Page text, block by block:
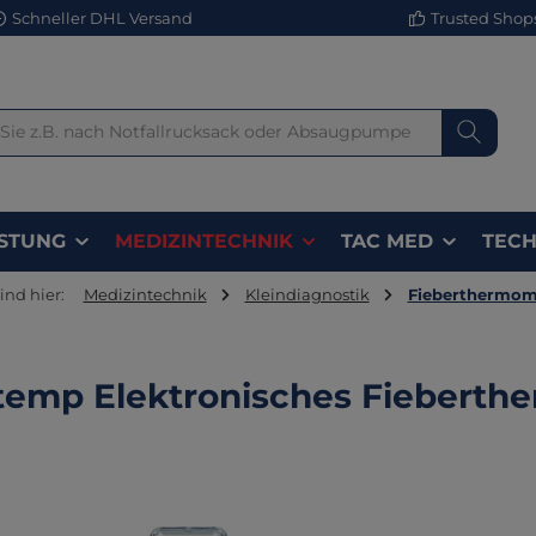
Schneller DHL Versand Trusted
MEDIZINTECHNIK TAC MED
hier: Medizintechnik Kleindiagnostik
Elektronisches